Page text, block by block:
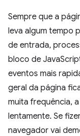
Sempre que a
leva algum tempo
de entrada,
bloco de
eventos mais
geral da página
muita frequência,
lentamente. Se
navegador vai